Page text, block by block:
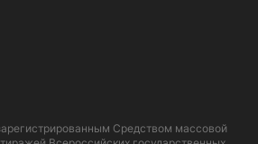
Средством массовой